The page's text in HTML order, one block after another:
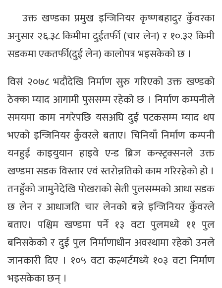
उक्त खण्डका प्रमुख इन्जिनियर कृष्णबहादुर कुँवरका
अनुसार २६.३८ किमीमा दुईतर्फी (चार लेन) र १०.३२ किमी
सडकमा एकतर्फी(दुई लेन) कालोपत्र भइसकेको छ ।
विसं २०७८ भदौदेखि निर्माण सुरु गरिएको उक्त खण्डको
ठेक्का म्याद आगामी पुससम्म रहेको छ । निर्माण कम्पनीले
समयमा काम नगरेपछि यसअघि दुई पटकसम्म म्याद थप
भएको इन्जिनियर कुँवरले बताए। चिनियाँ निर्माण कम्पनी
यनहुई काइयुयान हाइवे एन्ड ब्रिज कन्स्ट्रक्सनले उक्त
खण्डमा सडक विस्तार एवं स्तरोन्नतिको काम गरिरहेको हो ।
तनहुँको जामुनेदेखि पोखराको सेती पुलसम्मको आधा सडक
छ लेन र आधाजति चार लेनको बन्ने इन्जिनियर कुँवरले
बताए। पश्चिम खण्डमा पर्ने १३ वटा पुलमध्ये ११ पुल
बनिसकेको र दुई पुल निर्माणाधीन अवस्थामा रहेको उनले
जानकारी दिए । १०५ वटा कल्भर्टमध्ये १०३ वटा निर्माण
भइसकेका छन् ।